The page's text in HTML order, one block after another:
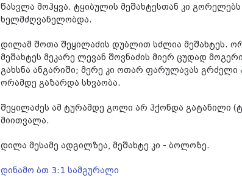
წასვლა მოჰყვა. ტყიბულის მეშახტესთან კი
ხელმძღვანელობდა.
დილამ შოთა შეყილაძის დუბლით სძლია მეშახტეს.
მეშახტეს მეკარე ლევან შოვნაძის მიერ ცუდად
გახსნა ანგარიში; მერე კი ოთარ ფარულავას
ორამდე გაზარდა სხვაობა.
შეყილაძეს ამ ტურამდე გოლი არ ჰქონდა გატანილი
მიითვალა.
დილა მესამე ადგილზეა, მეშახტე კი - ბოლოზე.
დინამო ბთ 3:1 სამგურალი